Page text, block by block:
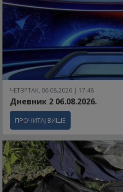
ЧЕТВРТАК, 06.08.2026 | 17:48
Дневник 2 06.08.2026.
ПРОЧИТАЈ ВИШЕ